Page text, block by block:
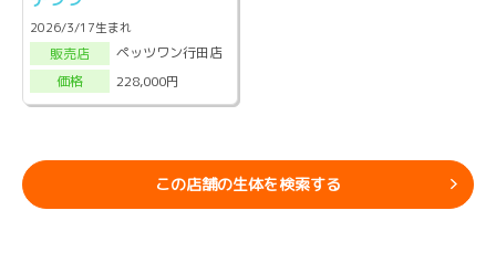
2026/3/17生まれ
販売店
ペッツワン行田店
価格
228,000円
この店舗の生体を検索する